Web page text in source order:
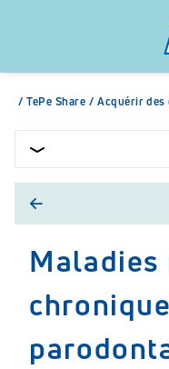
/ TePe Share / Acquérir des
Maladies